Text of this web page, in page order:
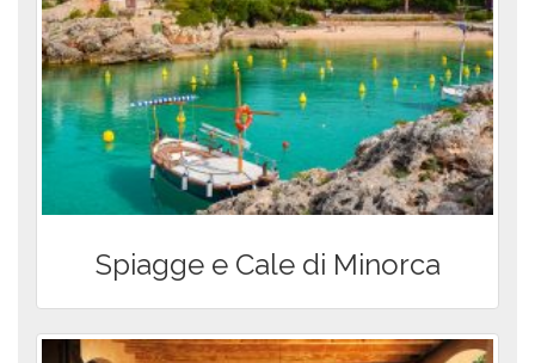
Spiagge e Cale di Minorca